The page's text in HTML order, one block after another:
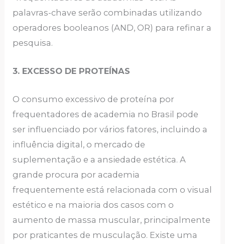
palavras-chave serão combinadas utilizando
operadores booleanos (AND, OR) para refinar a
pesquisa.
3. EXCESSO DE PROTEÍNAS
O consumo excessivo de proteína por
frequentadores de academia no Brasil pode
ser influenciado por vários fatores, incluindo a
influência digital, o mercado de
suplementação e a ansiedade estética. A
grande procura por academia
frequentemente está relacionada com o visual
estético e na maioria dos casos com o
aumento de massa muscular, principalmente
por praticantes de musculação. Existe uma